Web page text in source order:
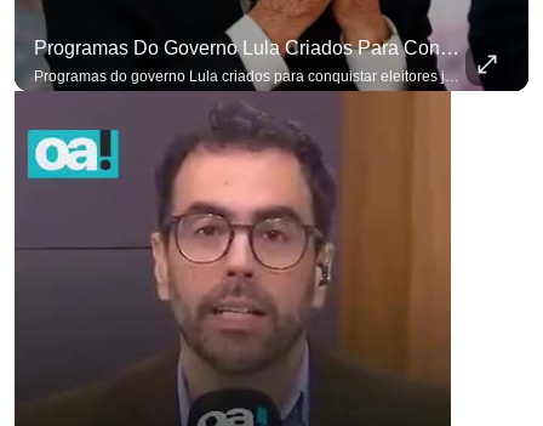
Programas Do Governo Lula Criados Para Conquistar Eleitores Já Não Têm Mais O Mesmo Efeito
Programas do governo Lula criados para conquistar eleitores já não têm o mesmo efeito de campanhas anteriores. #OAntagonista Se você busca informação com credibilidade, inscreva-se agora e ative o